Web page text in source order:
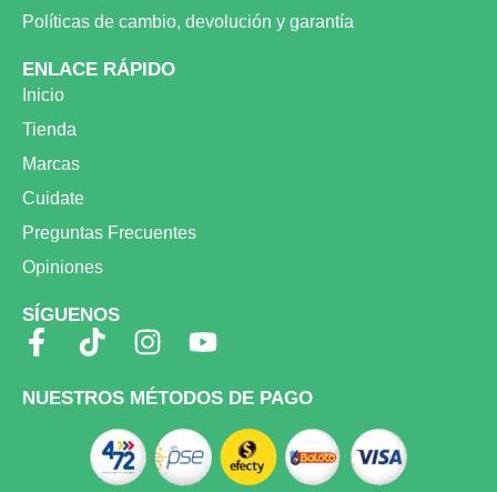
Políticas de cambio, devolución y garantía
ENLACE RÁPIDO
Inicio
Tienda
Marcas
Cuidate
Preguntas Frecuentes
Opiniones
SÍGUENOS
F
c
T
k
t
o
k
I
s
a
g
Y
u
t
u
b
NUESTROS MÉTODOS DE PAGO